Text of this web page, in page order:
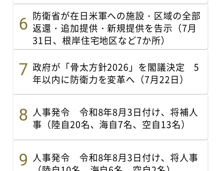
防衛省が在日米軍への施設・区域の全部
返還・追加提供・新規提供を告示（7月
31日、根岸住宅地区など7か所）
政府が「骨太方針2026」を閣議決定 5
年以内に防衛力を変革へ（7月22日）
人事発令 令和8年8月3日付け、将補人
事（陸自20名、海自7名、空自13名）
人事発令 令和8年8月3日付け、将人事